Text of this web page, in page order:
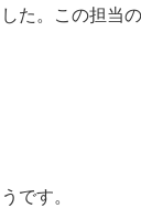
た。この担当
です。